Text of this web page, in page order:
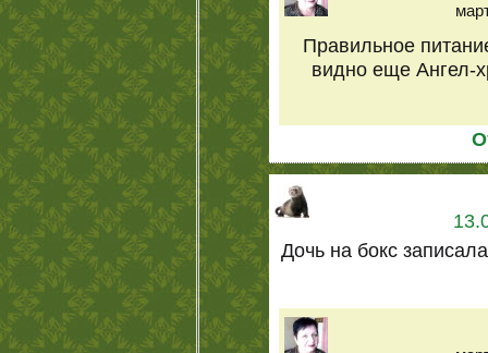
Правильное
видно еще Ангел-
Дочь на бокс